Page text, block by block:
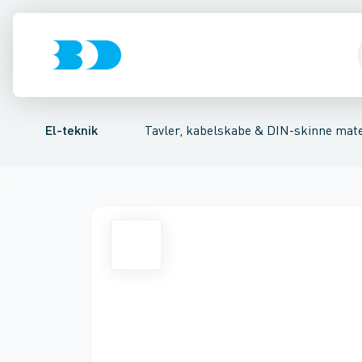
El-teknik Tavler, kabelskabe & DIN-skinne
Afbrydere, stikkontakter & lampeudtag
Tavler, kapsling og rackskabeFordelings-/
Ventilationsplade (indkapsling/skab) Dækplade /